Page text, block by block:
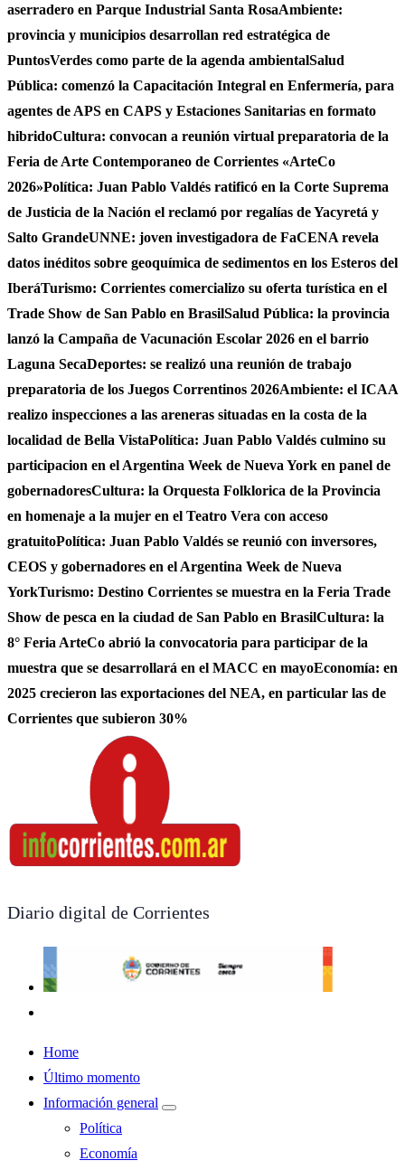
aserradero en Parque Industrial Santa RosaAmbiente:
provincia y municipios desarrollan red estratégica de
PuntosVerdes como parte de la agenda ambientalSalud
Pública: comenzó la Capacitación Integral en Enfermería, para
agentes de APS en CAPS y Estaciones Sanitarias en formato
hibridoCultura: convocan a reunión virtual preparatoria de la
Feria de Arte Contemporaneo de Corrientes «ArteCo
2026»Política: Juan Pablo Valdés ratificó en la Corte Suprema
de Justicia de la Nación el reclamó por regalías de Yacyretá y
Salto GrandeUNNE: joven investigadora de FaCENA revela
datos inéditos sobre geoquímica de sedimentos en los Esteros del
IberáTurismo: Corrientes comercializo su oferta turística en el
Trade Show de San Pablo en BrasilSalud Pública: la provincia
lanzó la Campaña de Vacunación Escolar 2026 en el barrio
Laguna SecaDeportes: se realizó una reunión de trabajo
preparatoria de los Juegos Correntinos 2026Ambiente: el ICAA
realizo inspecciones a las areneras situadas en la costa de la
localidad de Bella VistaPolítica: Juan Pablo Valdés culmino su
participacion en el Argentina Week de Nueva York en panel de
gobernadoresCultura: la Orquesta Folklorica de la Provincia
en homenaje a la mujer en el Teatro Vera con acceso
gratuitoPolítica: Juan Pablo Valdés se reunió con inversores,
CEOS y gobernadores en el Argentina Week de Nueva
YorkTurismo: Destino Corrientes se muestra en la Feria Trade
Show de pesca en la ciudad de San Pablo en BrasilCultura: la
8° Feria ArteCo abrió la convocatoria para participar de la
muestra que se desarrollará en el MACC en mayoEconomía: en
2025 crecieron las exportaciones del NEA, en particular las de
Corrientes que subieron 30%
Diario digital de Corrientes
Home
Último momento
Información general
Política
Economía